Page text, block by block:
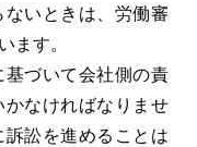
いときは、労働審
ます。
基づいて会社側の責
なければなりませ
訟を進めることは